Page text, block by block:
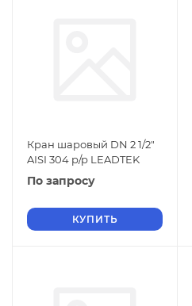
Кран шаровый DN 2 1/2"
AISI 304 р/р LEADTEK
По запросу
КУПИТЬ